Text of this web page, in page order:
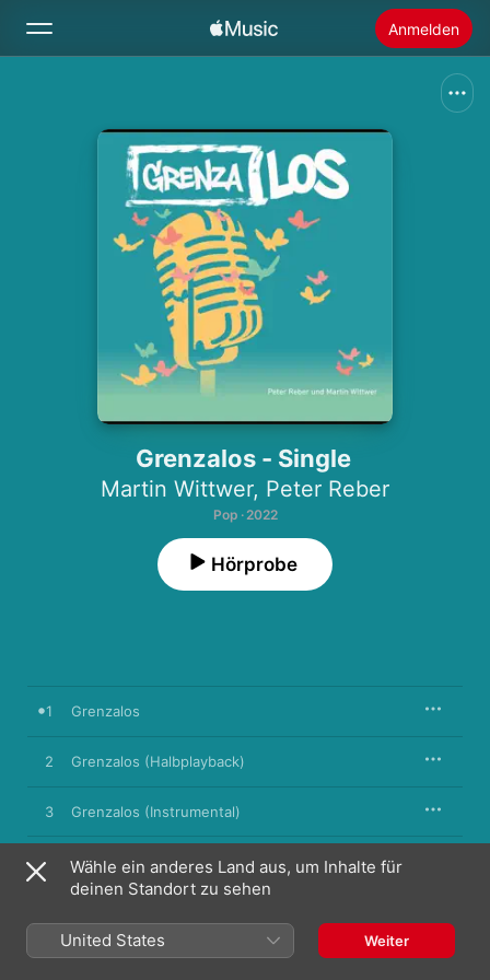
Anmelden
Startseite
Apple Music installieren
Grenzalos - Single
Martin Wittwer, Peter Reber
Pop · 2022
Hörprobe
1 Grenzalos
2 Grenzalos (Halbplayback)
3 Grenzalos (Instrumental)
2. Dezember 2022
℗ 2022 Stiftung Denk an mich
Wähle ein anderes Land aus, um Inhalte für
deinen Standort zu sehen
United States Weiter